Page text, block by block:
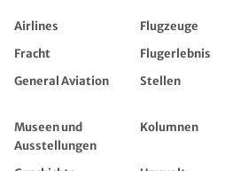
Airlines Flugzeuge
Fracht
Flugerlebnis
General Aviation
Stellen
Museen und
Ausstellungen
Kolumnen